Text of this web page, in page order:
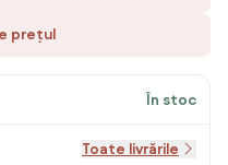
prețul
În stoc
Toate livrările